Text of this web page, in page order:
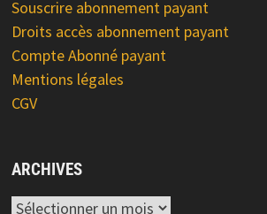
Souscrire abonnement payant
Droits accès abonnement payant
Compte Abonné payant
Mentions légales
CGV
ARCHIVES
Archives